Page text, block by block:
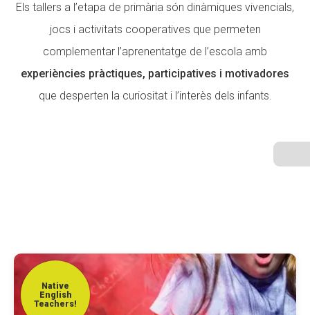
Els tallers a l’etapa de primària són dinàmiques vivencials,
jocs i activitats cooperatives que permeten
complementar l’aprenentatge de l’escola amb
experiències pràctiques, participatives i motivadores
que desperten la curiositat i l’interès dels infants.
Native
English
Teachers!
ESPLAIS
SUPORT TERCER SECTOR
CONEIX FUNDESPLAI
La Fundació
L'equip